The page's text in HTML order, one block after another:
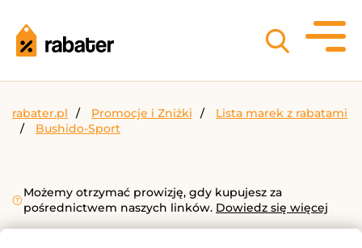
rabater.pl Promocje i Zniżki
Lista marek z rabatami
Bushido-Sport
Możemy otrzymać prowizję, gdy kupujesz za
pośrednictwem naszych linków. Dowiedz się więcej